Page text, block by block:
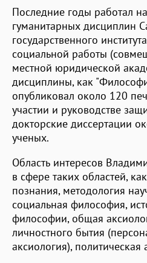
Последние годы работал
гуманитарных дисциплин
государственного
социальной работы
местной юридической
дисциплины, как
опубликовал около 120
участии и руководстве
докторские диссертации
ученых.
Область интересов
в сфере таких областей,
познания, методология
социальная философия,
философии, общая
личностного бытия
аксиология), политическая